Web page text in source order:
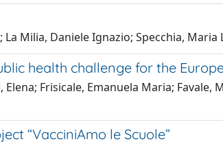
Milia, Daniele Ignazio; Specchia, Maria
health challenge for the
Frisicale, Emanuela Maria; Favale,
“VacciniAmo le Scuole”